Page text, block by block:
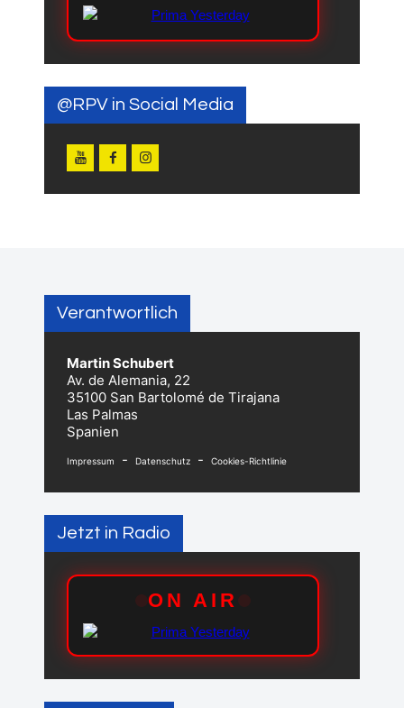
@RPV in Social Media
Verantwortlich
Martin Schubert
Av. de Alemania, 22
35100 San Bartolomé de Tirajana
Las Palmas
Spanien
Impressum - Datenschutz - Cookies-Richtlinie
Jetzt in Radio